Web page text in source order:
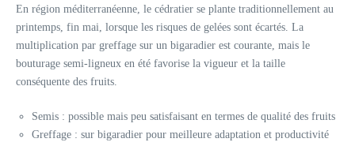
En région méditerranéenne, le cédratier se plante traditionnellement au
printemps, fin mai, lorsque les risques de gelées sont écartés. La
multiplication par greffage sur un bigaradier est courante, mais le
bouturage semi-ligneux en été favorise la vigueur et la taille
conséquente des fruits.
Semis : possible mais peu satisfaisant en termes de qualité des fruits
Greffage : sur bigaradier pour meilleure adaptation et productivité